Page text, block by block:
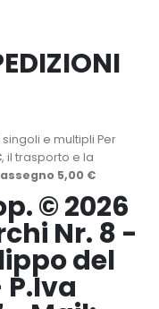
e multipli Per
, il trasporto e la
5,00 €
© 2026
Nr. 8 -
del